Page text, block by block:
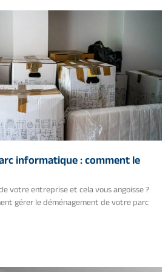
informatique : comment le
votre entreprise et cela vous angoisse ?
gérer le déménagement de votre parc